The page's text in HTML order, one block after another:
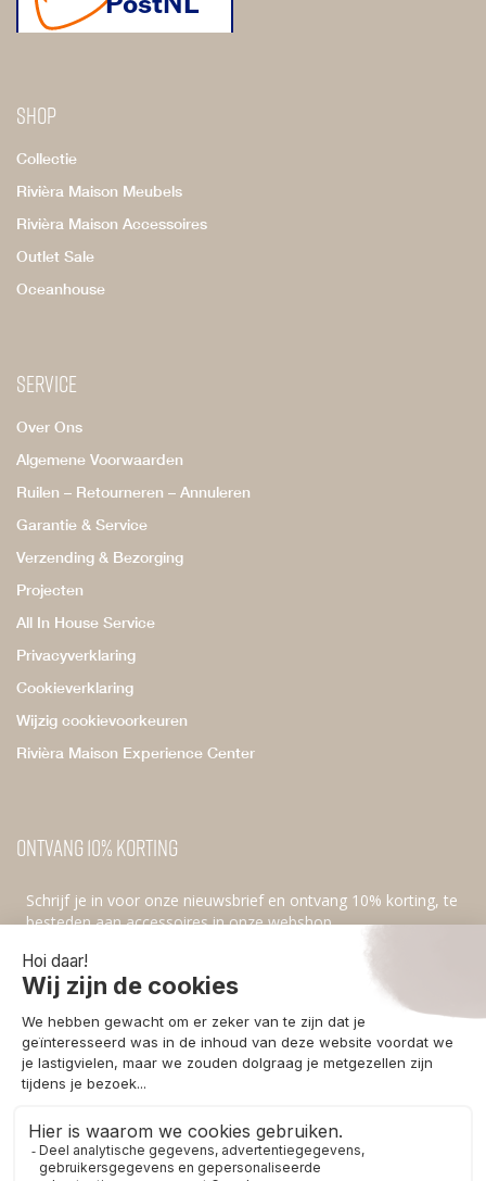
Shop
Collectie
Rivièra Maison Meubels
Rivièra Maison Accessoires
Outlet Sale
Oceanhouse
Service
Over Ons
Algemene Voorwaarden
Ruilen – Retourneren – Annuleren
Garantie & Service
Verzending & Bezorging
Projecten
All In House Service
Privacyverklaring
Cookieverklaring
Wijzig cookievoorkeuren
Rivièra Maison Experience Center
Ontvang 10% korting
Schrijf je in voor onze nieuwsbrief en ontvang 10% korting, te
besteden aan accessoires in onze webshop.
Ik ga akkoord met deprivacyvoorwaarden.